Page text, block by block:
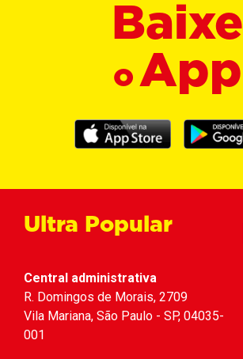
Baixe
oApp
Ultra Popular
Central administrativa
R. Domingos de Morais, 2709
Vila Mariana, São Paulo - SP, 04035-
001